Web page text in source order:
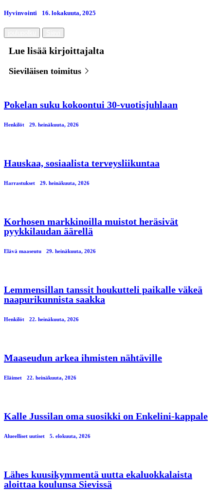
Hyvinvointi 16. lokakuuta, 2025
Lue lisää kirjoittajalta
Sieviläisen toimitus
Pokelan suku kokoontui 30-vuotisjuhlaan
Henkilöt 29. heinäkuuta, 2026
Hauskaa, sosiaalista terveysliikuntaa
Harrastukset 29. heinäkuuta, 2026
Korhosen markkinoilla muistot heräsivät
pyykkilaudan äärellä
Elävä maaseutu 29. heinäkuuta, 2026
Lemmensillan tanssit houkutteli paikalle väkeä
naapurikunnista saakka
Henkilöt 22. heinäkuuta, 2026
Maaseudun arkea ihmisten nähtäville
Eläimet 22. heinäkuuta, 2026
Kalle Jussilan oma suosikki on Enkelini-kappale
Alueelliset uutiset 5. elokuuta, 2026
Lähes kuusikymmentä uutta ekaluokkalaista
aloittaa koulunsa Sievissä